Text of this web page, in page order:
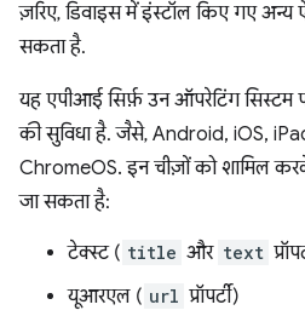
ज़रिए, डिवाइस में इंस्टॉल किए गए
सकता है.
यह एपीआई सिर्फ़ उन ऑपरेटिंग सिस्टम
की सुविधा है. जैसे, Android, iOS,
ChromeOS. इन चीज़ों को शामिल
जा सकता है:
टेक्स्ट ( title और text
यूआरएल ( url प्रॉपर्टी)